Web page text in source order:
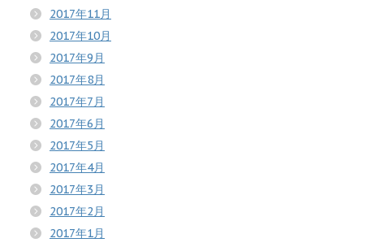
2017年11月
2017年10月
2017年9月
2017年8月
2017年7月
2017年6月
2017年5月
2017年4月
2017年3月
2017年2月
2017年1月